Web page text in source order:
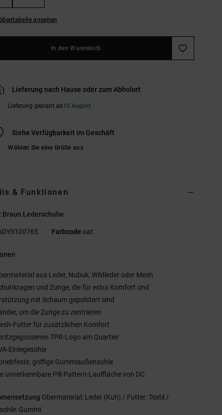
ansehen
In den Warenkorb
Lieferung nach Hause oder zum Abholort
Lieferung geplant ab10 August
Siehe Verfügbarkeit im Geschäft
Wählen Sie eine Größe aus
& Funktionen
Braun Lederschuhe
Farbcode oat
aus Leder, Nubuk, Wildleder oder Mesh
und Zunge, die für extra Komfort und
mit Schaum gepolstert sind
um die Zunge zu zentrieren
Futter für zusätzlichen Komfort
TPR-Logo am Quartier
Einlegesohle
griffige Gummiaußensohle
unverkennbare Pill-Pattern-Lauffläche von DC
Obermaterial: Leder (Kuh) / Futter: Textil /
Gummi